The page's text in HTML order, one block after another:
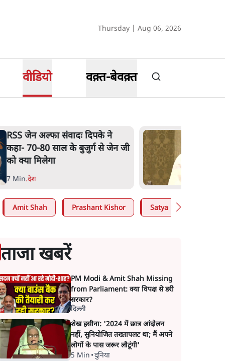
Thursday | Aug 06, 2026
वीडियो वक़्त-बेवक़्त
RSS जेन अल्फा संवादः दिपके ने
कहा- 70-80 साल के बुजुर्ग से जेन जी
को क्या मिलेगा
7 Min.देश
Amit Shah Prashant Kishor Satya Hindi
ताजा खबरें
PM Modi & Amit Shah Missing
from Parliament: क्या विपक्ष से डरी
सरकार?
दिल्ली
शेख हसीना: '2024 में छात्र आंदोलन
नहीं, सुनियोजित तख्तापलट था; मैं अपने
लोगों के पास जरूर लौटूंगी'
5 Min •दुनिया